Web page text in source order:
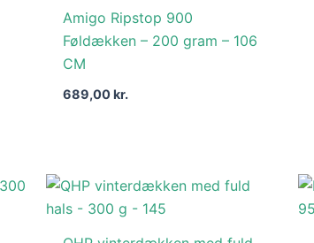
Amigo Ripstop 900
Føldækken – 200 gram – 106
CM
689,00kr.